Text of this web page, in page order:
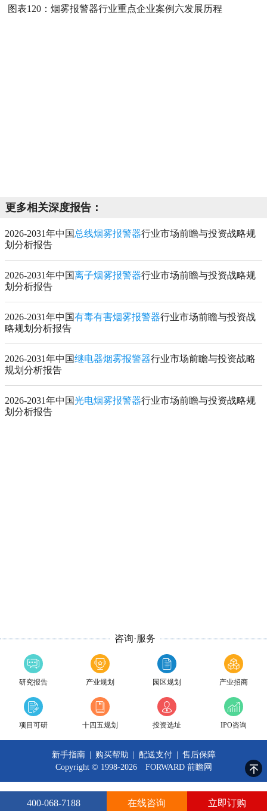
图表120：烟雾报警器行业重点企业案例六发展历程
更多相关深度报告：
2026-2031年中国 总线烟雾报警器行业市场前瞻与投资战略规
划分析报告
2026-2031年中国离子烟雾报警器行业市场前瞻与投资战略规
划分析报告
2026-2031年中国有毒有害烟雾报警器行业市场前瞻与投资战
略规划分析报告
2026-2031年中国继电器烟雾报警器行业市场前瞻与投资战略
规划分析报告
2026-2031年中国光电烟雾报警器行业市场前瞻与投资战略规
划分析报告
400-068-7188 在线咨询 立即订购
咨询·服务
研究报告 产业规划 园区规划 产业招商
项目可研 十四五规划 投资选址 IPO咨询
新手指南 购买帮助 配送支付
售后保障
Copyright © 1998-2026 FORWARD 前瞻网